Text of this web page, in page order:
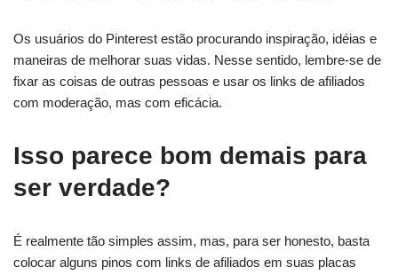
Os usuários do Pinterest estão procurando inspiração, idéias e
maneiras de melhorar suas vidas. Nesse sentido, lembre-se de
fixar as coisas de outras pessoas e usar os links de afiliados
com moderação, mas com eficácia.
Isso parece bom demais para
ser verdade?
É realmente tão simples assim, mas, para ser honesto, basta
colocar alguns pinos com links de afiliados em suas placas